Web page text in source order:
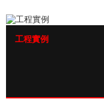
工程實例